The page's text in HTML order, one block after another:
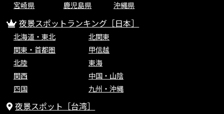
宮崎県
鹿児島県 沖縄県
夜景スポットランキング［日本］
北海道・東北
北関東
関東・首都圏
甲信越
北陸
東海
関西
中国・山陰
四国
九州・沖縄
夜景スポット［台湾］